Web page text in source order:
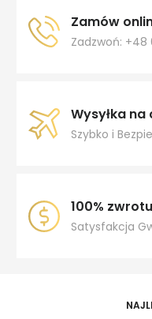
Zamów
Zadzwoń:
Wysyłka na
Szybko i
100%
Satysfakcja